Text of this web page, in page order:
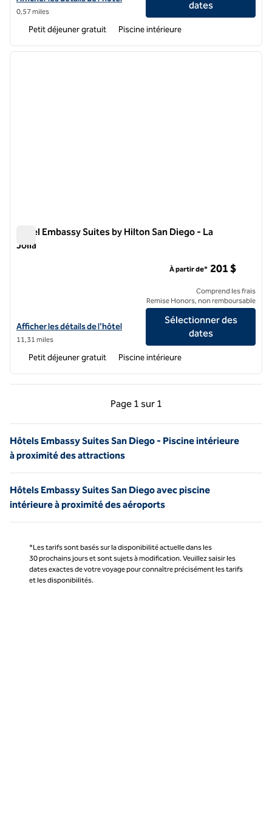
0,57 miles
dates
Petit déjeuner gratuit Piscine intérieure
1 sur 12
Hôtel Embassy Suites by Hilton San Diego - La
Jolla
Afficher les détails de l'hôtel Embassy Suites by Hilton San Diego La
Afficher les détails de l'hôtel
11,31 miles
À partir de* 201 $
Comprend les frais
Remise Honors, non remboursable
Sélectionner des
dates
Petit déjeuner gratuit Piscine intérieure
Page 1 sur 1
Page précédente, 1 sur 1
Page 1 sur 1
Hôtels Embassy Suites San Diego - Piscine intérieure
à proximité des attractions
Hôtels Embassy Suites San Diego avec piscine
intérieure à proximité des aéroports
*Les tarifs sont basés sur la disponibilité actuelle dans les
30 prochains jours et sont sujets à modification. Veuillez saisir les
dates exactes de votre voyage pour connaître précisément les tarifs
et les disponibilités.